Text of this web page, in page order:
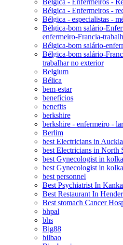
Bélgica - Enfermeiros -
Bélgica - especialistas -
Bélgica-bom salário-
enfermeiro-Francia-
Bélgica-bom salário-
Bélgica-bom salário-
trabalhar no exterior
Belgium
Bélica
bem-estar
benefícios
benefits
berkshire
berkshire - enfermeiro - lar
Berlim
best Electricians in
best Electricians in North
best Gynecologist in
best Gynecologist in
best personnel
Best Psychiatrist In
Best Restaurant In
Best stomach Cancer
bhpal
bhs
Big88
bilbao